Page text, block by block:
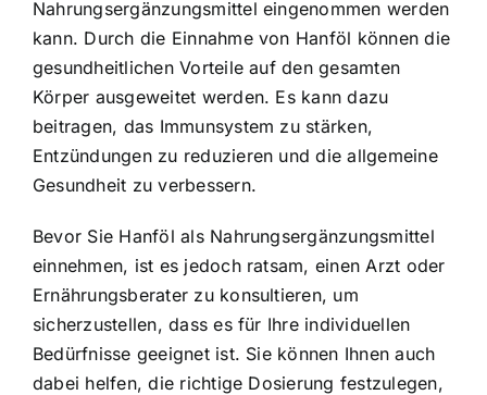
Nahrungsergänzungsmittel eingenommen werden
kann. Durch die Einnahme von Hanföl können die
gesundheitlichen Vorteile auf den gesamten
Körper ausgeweitet werden. Es kann dazu
beitragen, das Immunsystem zu stärken,
Entzündungen zu reduzieren und die allgemeine
Gesundheit zu verbessern.
Bevor Sie Hanföl als Nahrungsergänzungsmittel
einnehmen, ist es jedoch ratsam, einen Arzt oder
Ernährungsberater zu konsultieren, um
sicherzustellen, dass es für Ihre individuellen
Bedürfnisse geeignet ist. Sie können Ihnen auch
dabei helfen, die richtige Dosierung festzulegen,